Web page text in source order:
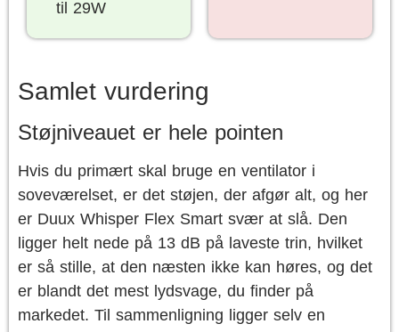
til 29W
Samlet vurdering
Støjniveauet er hele pointen
Hvis du primært skal bruge en ventilator i
soveværelset, er det støjen, der afgør alt, og her
er Duux Whisper Flex Smart svær at slå. Den
ligger helt nede på 13 dB på laveste trin, hvilket
er så stille, at den næsten ikke kan høres, og det
er blandt det mest lydsvage, du finder på
markedet. Til sammenligning ligger selv en